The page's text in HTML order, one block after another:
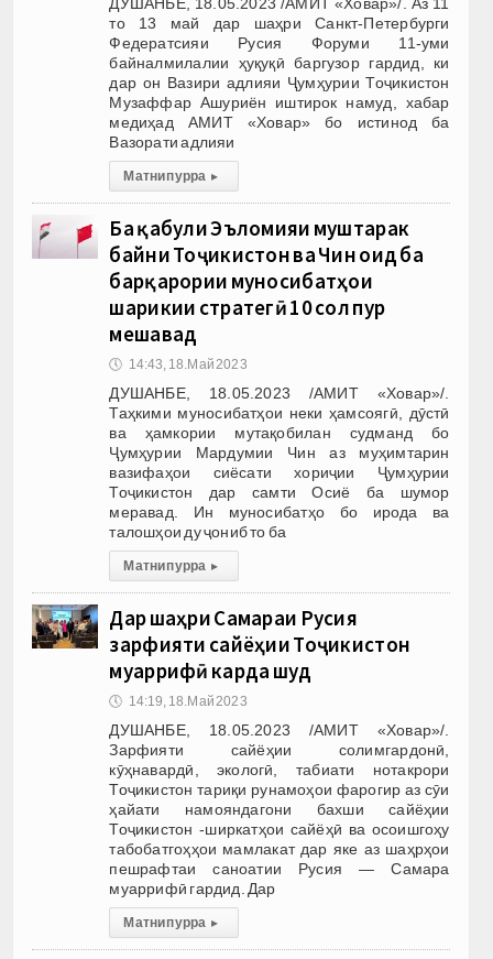
то 13 май дар шаҳри Санкт-Петербурги
Федератсияи Русия Форуми 11-уми
байналмилалии ҳуқуқӣ баргузор гардид, ки
дар он Вазири адлияи Ҷумҳурии Тоҷикистон
Музаффар Ашуриён иштирок намуд, хабар
медиҳад АМИТ «Ховар» бо истинод ба
Вазорати адлияи
Матни пурра ▸
Ба қабули Эъломияи муштарак
байни Тоҷикистон ва Чин оид ба
барқарории муносибатҳои
шарикии стратегӣ 10 сол пур
мешавад
🕔 14:43, 18.Май 2023
ДУШАНБЕ, 18.05.2023 /АМИТ «Ховар»/.
Таҳкими муносибатҳои неки ҳамсоягӣ, дӯстӣ
ва ҳамкории мутақобилан судманд бо
Ҷумҳурии Мардумии Чин аз муҳимтарин
вазифаҳои сиёсати хориҷии Ҷумҳурии
Тоҷикистон дар самти Осиё ба шумор
меравад. Ин муносибатҳо бо ирода ва
талошҳои ду ҷониб то ба
Матни пурра ▸
Дар шаҳри Самараи Русия
зарфияти сайёҳии Тоҷикистон
муаррифӣ карда шуд
🕔 14:19, 18.Май 2023
ДУШАНБЕ, 18.05.2023 /АМИТ «Ховар»/.
Зарфияти сайёҳии солимгардонӣ,
кӯҳнавардӣ, экологӣ, табиати нотакрори
Тоҷикистон тариқи рунамоҳои фарогир аз сӯи
ҳайати намояндагони бахши сайёҳии
Тоҷикистон -ширкатҳои сайёҳӣ ва осоишгоҳу
табобатгоҳҳои мамлакат дар яке аз шаҳрҳои
пешрафтаи саноатии Русия — Самара
муаррифӣ гардид. Дар
Матни пурра ▸